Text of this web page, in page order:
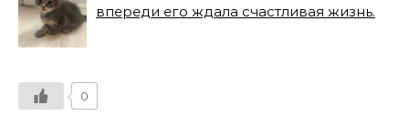
впереди его ждала счастливая жизнь.
0